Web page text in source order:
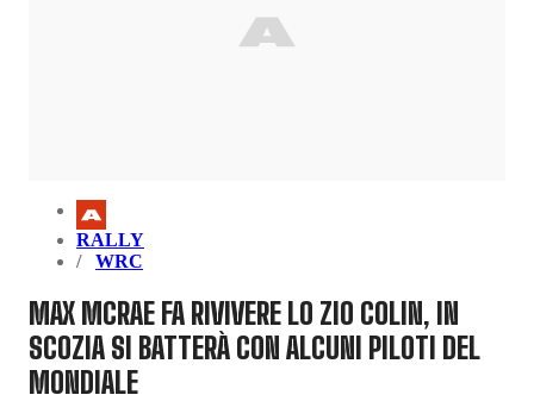
RALLY
WRC
MAX MCRAE FA RIVIVERE LO ZIO COLIN, IN
SCOZIA SI BATTERÀ CON ALCUNI PILOTI DEL
MONDIALE